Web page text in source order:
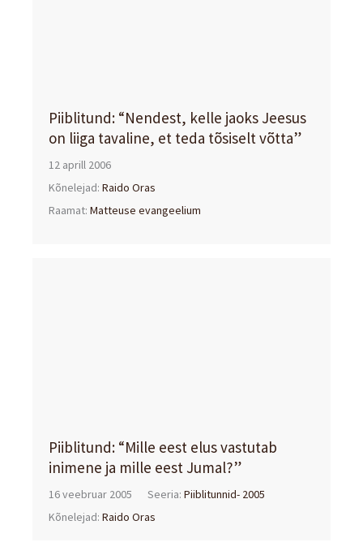
Piiblitund: “Nendest, kelle jaoks Jeesus
on liiga tavaline, et teda tõsiselt võtta”
12 aprill 2006
Kõnelejad:Raido Oras
Raamat:Matteuse evangeelium
Piiblitund: “Mille eest elus vastutab
inimene ja mille eest Jumal?”
16 veebruar 2005 Seeria:Piiblitunnid- 2005
Kõnelejad:Raido Oras